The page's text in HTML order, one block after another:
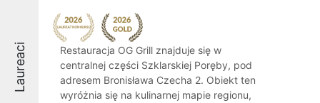
Laureaci
Restauracja OG Grill znajduje się w
centralnej części Szklarskiej Poręby, pod
adresem Bronisława Czecha 2. Obiekt ten
wyróżnia się na kulinarnej mapie regionu,